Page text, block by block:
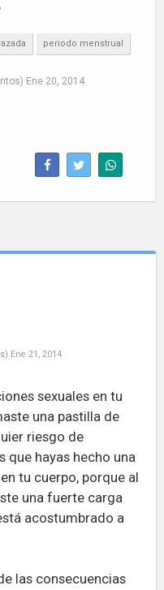
periodo menstrual
Ene 20, 2014
Ene 21, 2014
sexuales en tu
una pastilla de
riesgo de
que hayas hecho una
tu cuerpo, porque al
una fuerte carga
acostumbrado a
las consecuencias